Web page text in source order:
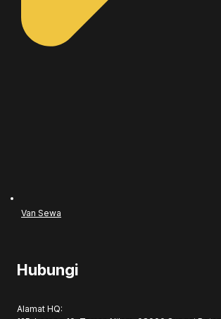
Van Sewa
Hubungi
Alamat HQ: